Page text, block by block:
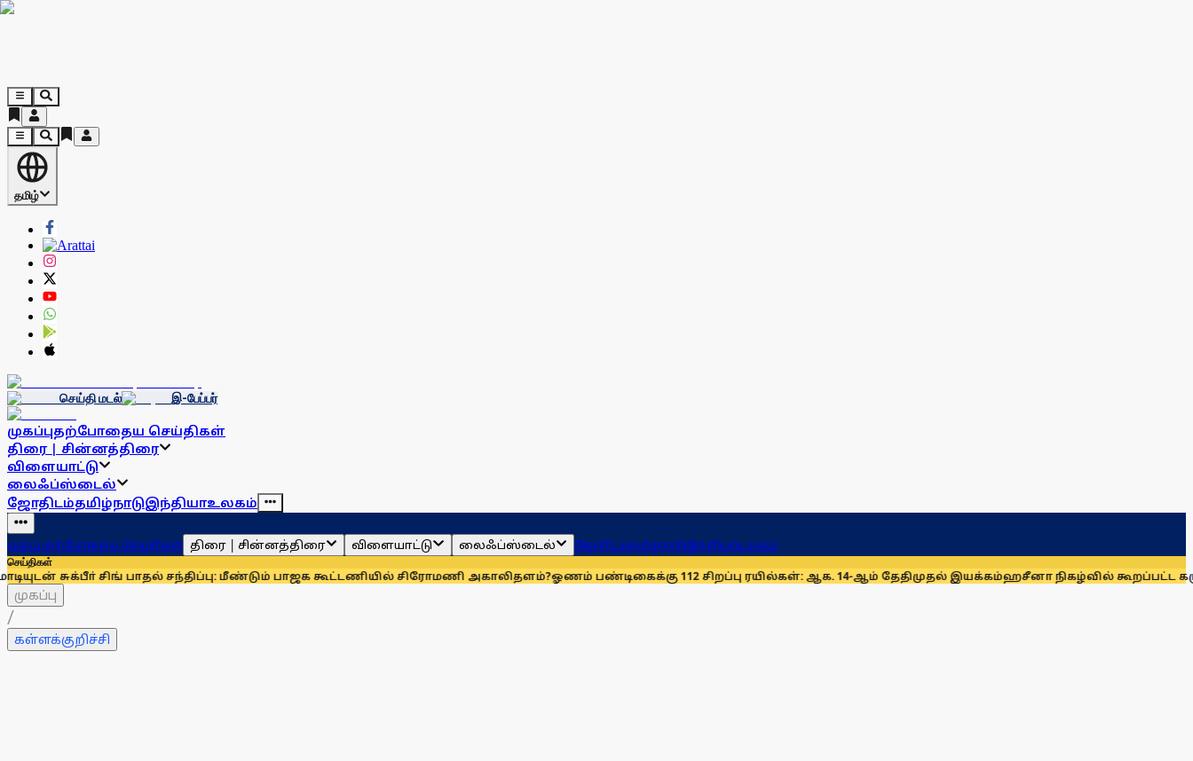
தமிழ்
செய்தி மடல் இ-பேப்பர்
முகப்புதற்போதைய செய்திகள்
திரை | சின்னத்திரை
விளையாட்டு
லைஃப்ஸ்டைல்
ஜோதிடம்தமிழ்நாடுஇந்தியாஉலகம்
முகப்புதற்போதைய செய்திகள் திரை | சின்னத்திரை விளையாட்டு லைஃப்ஸ்டைல் ஜோதிடம்தமிழ்நாடுஇந்தியாஉலகம்
செய்திகள்
சிங் பாதல் சந்திப்பு: மீண்டும் பாஜக கூட்டணியில் சிரோமணி அகாலிதளம்?ஓணம் பண்டிகைக்கு 112 சிறப்பு ரயில்கள்: ஆக. 14-ஆம் தேதிமுதல் இயக்கம்ஹசீனா நிகழ்வில் கூறப்பட்ட கருத்துகளை
முகப்பு
/
கள்ளக்குறிச்சி